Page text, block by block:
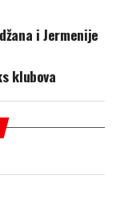
i Jermenije
klubova